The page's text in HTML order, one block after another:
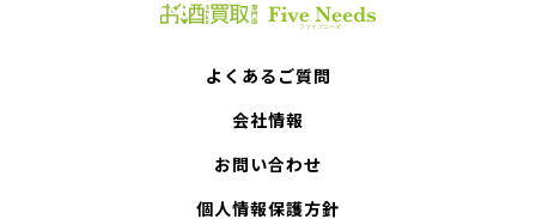
よくあるご質問
会社情報
お問い合わせ
個人情報保護方針